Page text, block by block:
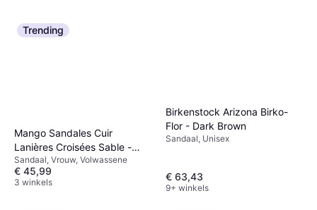
Trending
Mango Sandales Cuir
Lanières Croisées Sable -
Femme
Sandaal, Vrouw, Volwassene
€ 45,99
3 winkels
Birkenstock Arizona Birko-
Flor - Dark Brown
Sandaal, Unisex
€ 63,43
9+ winkels